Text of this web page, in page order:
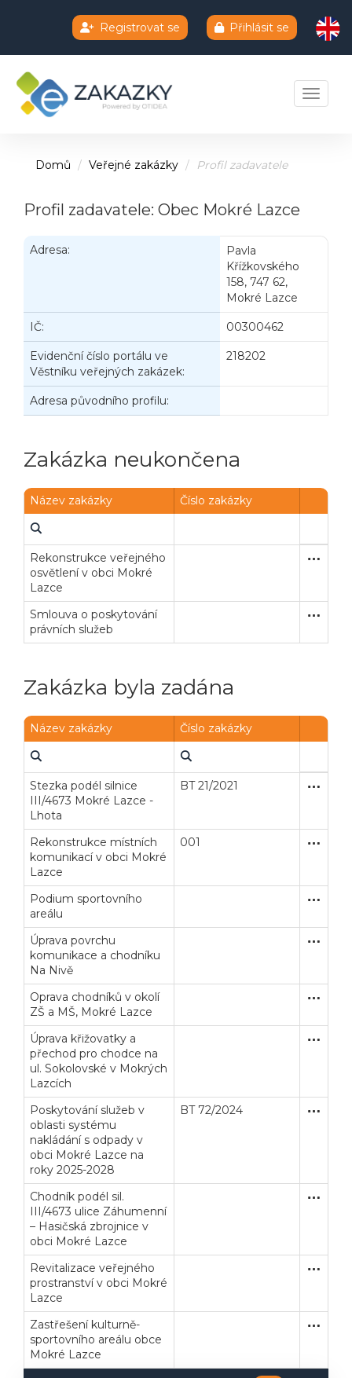
Registrovat se Přihlásit se
Toggle
Domů Veřejné zakázky Profil zadavatele
Profil zadavatele: Obec Mokré Lazce
Adresa:
Pavla
Křížkovského
158, 747 62,
Mokré Lazce
IČ: 00300462
Evidenční číslo portálu ve
Věstníku veřejných zakázek:
218202
Adresa původního profilu:
Zakázka neukončena
Název zakázky Číslo zakázky
Rekonstrukce veřejného
osvětlení v obci Mokré
Lazce
Smlouva o poskytování
právních služeb
Služby
Zakázka byla zadána
Název zakázky Číslo zakázky
Stezka podél silnice
III/4673 Mokré Lazce -
Lhota
BT 21/2021
Rekonstrukce místních
komunikací v obci Mokré
Lazce
001
Podium sportovního
areálu
Úprava povrchu
komunikace a chodníku
Na Nivě
Oprava chodníků v okolí
ZŠ a MŠ, Mokré Lazce
Úprava křižovatky a
přechod pro chodce na
ul. Sokolovské v Mokrých
Lazcích
Poskytování služeb v
oblasti systému
nakládání s odpady v
obci Mokré Lazce na
roky 2025-2028
BT 72/2024 Služby
Chodník podél sil.
III/4673 ulice Záhumenní
– Hasičská zbrojnice v
obci Mokré Lazce
Revitalizace veřejného
prostranství v obci Mokré
Lazce
Zastřešení kulturně-
sportovního areálu obce
Mokré Lazce
Chatbot e-zakazky